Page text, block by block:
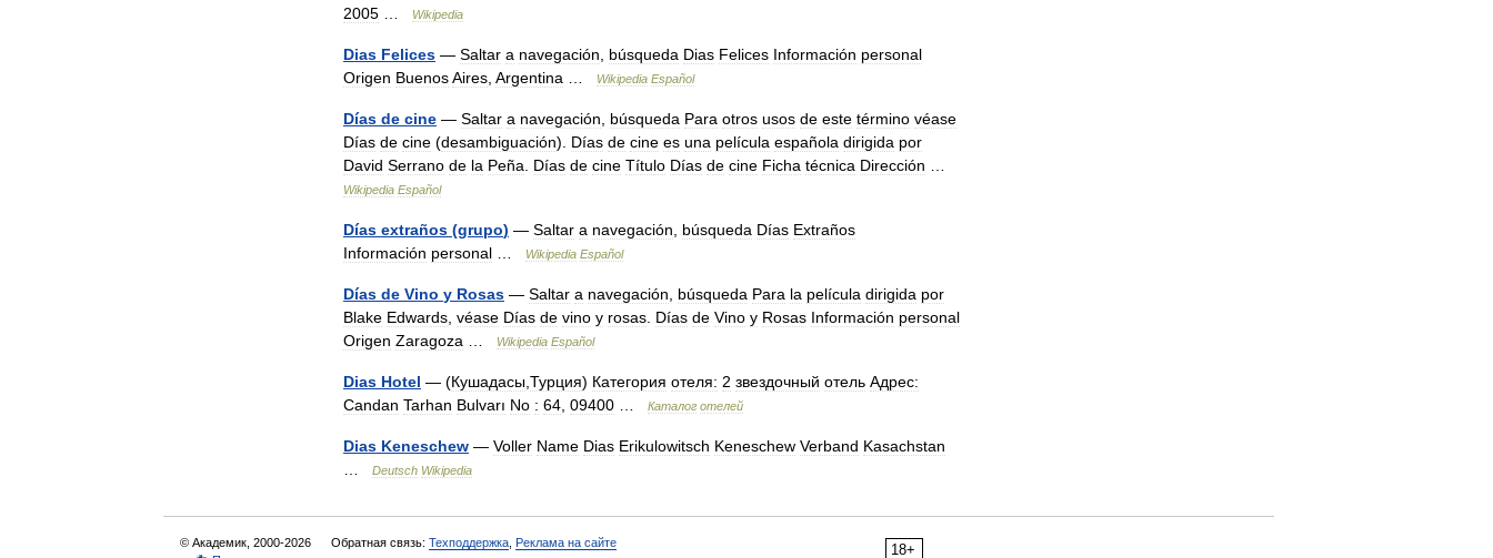
2005
Wikipedia
Dias Felices — Saltar a navegación búsqueda Dias Felices Información personal
Origen BuenosAires Argentina Wikipedia Español
Días de cine — Saltar a navegación búsqueda Para otros usos de este término véase
Días de cine (desambiguación). Días de cine es una película española dirigida por
David Serrano de la Peña Días de cine Título Días de cine Ficha técnica Dirección
Wikipedia Español
Días extraños (grupo) — Saltar a navegación búsqueda Días Extraños
Información personal Wikipedia Español
Días de Vino y Rosas — Saltar a navegación búsqueda Para la película dirigida por
Blake Edwards véase Días de vino y rosas Días de Vino y Rosas Información personal
Origen Zaragoza Wikipedia Español
Dias Hotel — (Кушадасы Турция) Категория отеля: 2 звездочный отель Адрес:
Candan Tarhan Bulvarı No : 64 09400 Каталог отелей
Dias Keneschew — Voller Name Dias Erikulowitsch Keneschew Verband Kasachstan
Deutsch Wikipedia
18+
© Академик, 2000-2026 Обратная связь: Техподдержка Реклама на сайте